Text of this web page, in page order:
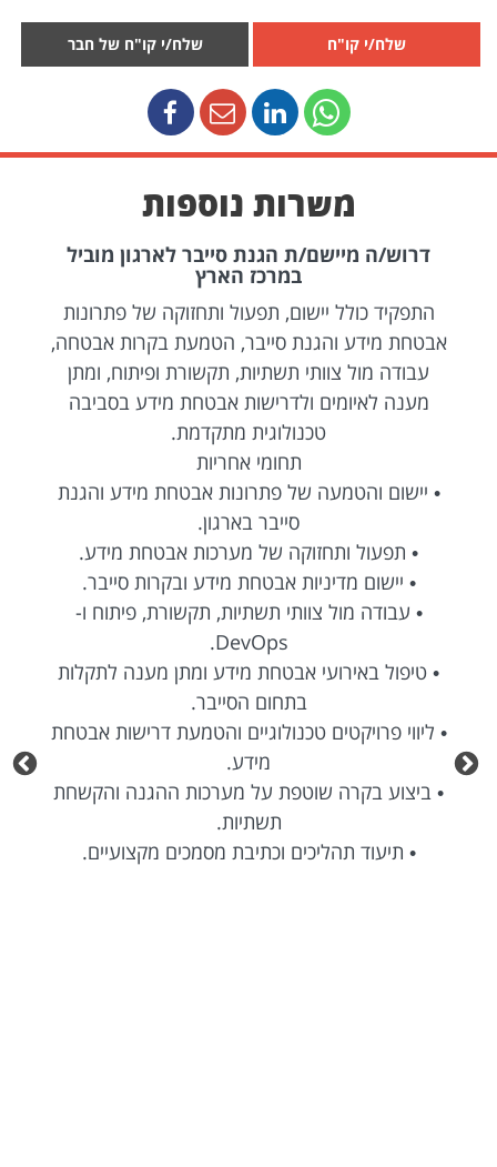
שלח/י קו"ח שלח/י קו"ח של חבר
משרות נוספות
דרוש/ה מיישם/ת הגנת סייבר לארגון מוביל
במרכז הארץ
התפקיד כולל יישום, תפעול ותחזוקה של פתרונות
אבטחת מידע והגנת סייבר, הטמעת בקרות אבטחה,
עבודה מול צוותי תשתיות, תקשורת ופיתוח, ומתן
מענה לאיומים ולדרישות אבטחת מידע בסביבה
טכנולוגית מתקדמת.
תחומי אחריות
• יישום והטמעה של פתרונות אבטחת מידע והגנת
סייבר בארגון.
• תפעול ותחזוקה של מערכות אבטחת מידע.
• יישום מדיניות אבטחת מידע ובקרות סייבר.
• עבודה מול צוותי תשתיות, תקשורת, פיתוח ו-
DevOps.
• טיפול באירועי אבטחת מידע ומתן מענה לתקלות
בתחום הסייבר.
• ליווי פרויקטים טכנולוגיים והטמעת דרישות אבטחת
מידע.
• ביצוע בקרה שוטפת על מערכות ההגנה והקשחת
תשתיות.
• תיעוד תהליכים וכתיבת מסמכים מקצועיים.